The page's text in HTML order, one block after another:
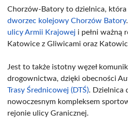
Chorzów-Batory to dzielnica, która
dworzec kolejowy Chorzów Batory
ulicy Armii Krajowej i pełni ważną
Katowice z Gliwicami oraz
Jest to także istotny węzeł
drogownictwa, dzięki obecności
Trasy Średnicowej (DTŚ). Dzielnica
nowoczesnym kompleksem
rejonie ulicy Granicznej.